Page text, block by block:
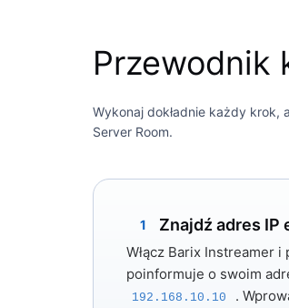
Przewodnik
Wykonaj dokładnie każdy krok,
Server Room.
1 Znajdź adres IP
Włącz Barix Instreamer i
poinformuje o swoim
192.168.10.10
.